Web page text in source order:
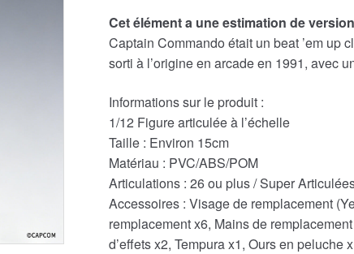
initial
était :
€61.46.
actuel
est :
€57.72.
Cet élément a une estimation de
Captain Commando était un beat ’em up
sorti à l’origine en arcade en 1991, avec
Informations sur le produit :
1/12 Figure articulée à l’échelle
Taille : Environ 15cm
Matériau : PVC/ABS/POM
Articulations : 26 ou plus / Super
Accessoires : Visage de remplacement
remplacement x6, Mains de
d’effets x2, Tempura x1, Ours en peluche